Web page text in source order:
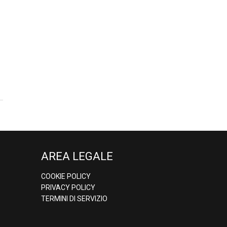
AREA LEGALE
COOKIE POLICY
PRIVACY POLICY
TERMINI DI SERVIZIO